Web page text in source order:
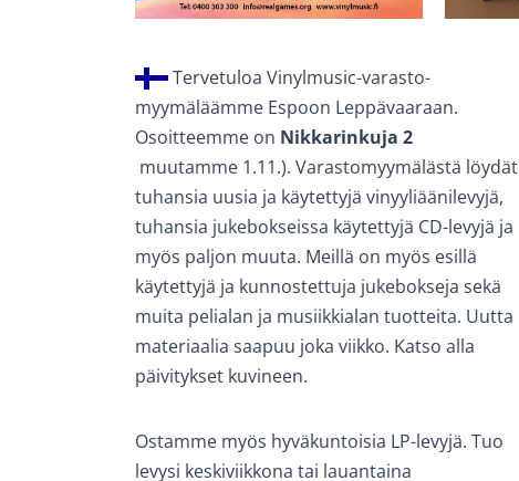
Tervetuloa Vinylmusic-varasto­
myymäläämme Espoon Leppävaaraan.
Osoitteemme on Nikkarinkuja 2
muutamme 1.11.). Varastomyymälästä löydät
tuhansia uusia ja käytettyjä vinyyliäänilevyjä,
tuhansia jukebokseissa käytettyjä CD-levyjä ja
myös paljon muuta. Meillä on myös esillä
käytettyjä ja kunnostettuja jukebokseja sekä
muita pelialan ja musiikkialan tuotteita. Uutta
materiaalia saapuu joka viikko. Katso alla
päivitykset kuvineen.
Ostamme myös hyväkuntoisia LP-levyjä. Tuo
levysi keskiviikkona tai lauantaina